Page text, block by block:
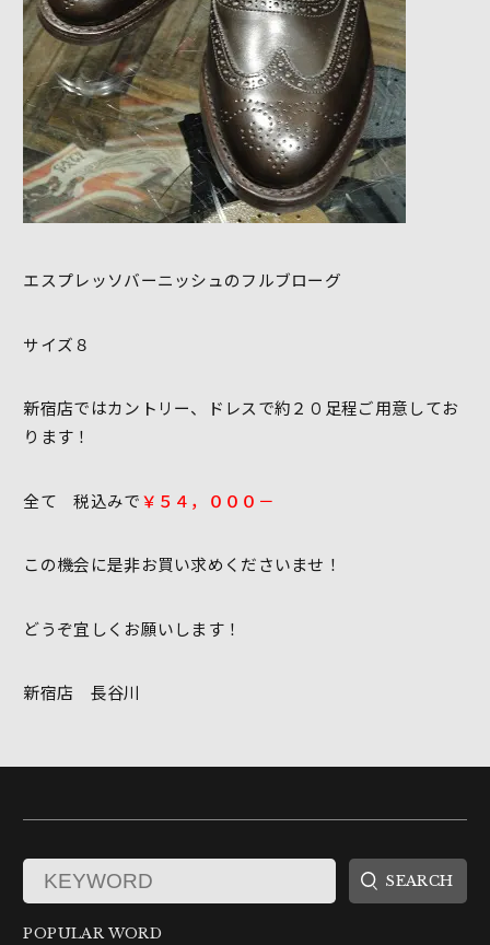
エスプレッソバーニッシュのフルブローグ
サイズ８
新宿店ではカントリー、ドレスで約２０足程ご用意してお
ります！
全て 税込みで￥５４，０００－
この機会に是非お買い求めくださいませ！
どうぞ宜しくお願いします！
新宿店 長谷川
POPULAR WORD